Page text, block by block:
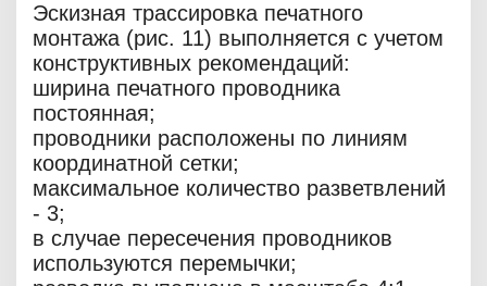
Эскизная трассировка печатного
монтажа (рис. 11) выполняется с учетом
конструктивных рекомендаций:
ширина печатного проводника
постоянная;
проводники расположены по линиям
координатной сетки;
максимальное количество разветвлений
- 3;
в случае пересечения проводников
используются перемычки;